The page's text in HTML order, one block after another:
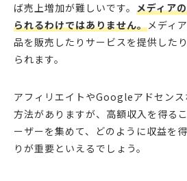
ば売上増加が難しいです。 メディア
られるわけではありません。メディ
品を販売したりサービスを提供した
られます。
アフィリエイトやGoogleアドセンス
方法がありますが、高額収入を得る
ーザーを集めて、どのように収益を
りが重要といえるでしょう。